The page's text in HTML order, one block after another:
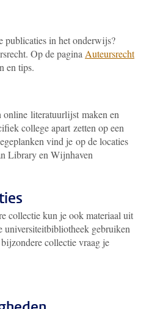
publicaties in het onderwijs?
Op de pagina Auteursrecht
en tips.
literatuurlijst maken en
college apart zetten op een
vind je op de locaties
Library en Wijnhaven
collectie kun je ook materiaal uit
universiteitbibliotheek gebruiken
collectie vraag je